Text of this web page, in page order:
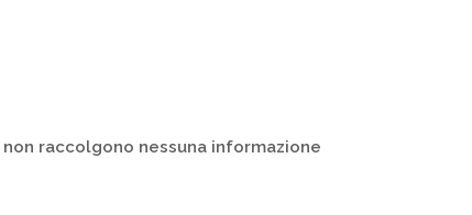
non raccolgono nessuna informazione